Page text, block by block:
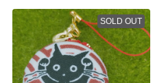
SOLD OUT